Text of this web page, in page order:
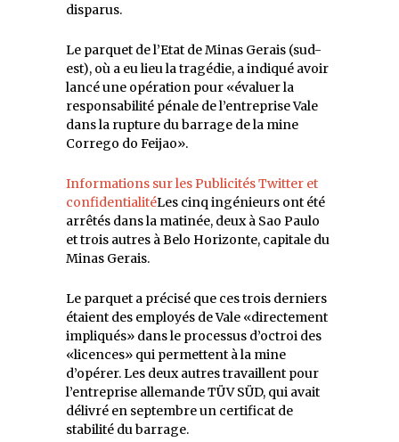
disparus.
Le parquet de l’Etat de Minas Gerais (sud-
est), où a eu lieu la tragédie, a indiqué avoir
lancé une opération pour «évaluer la
responsabilité pénale de l’entreprise Vale
dans la rupture du barrage de la mine
Corrego do Feijao».
Informations sur les Publicités Twitter et
confidentialitéLes cinq ingénieurs ont été
arrêtés dans la matinée, deux à Sao Paulo
et trois autres à Belo Horizonte, capitale du
Minas Gerais.
Le parquet a précisé que ces trois derniers
étaient des employés de Vale «directement
impliqués» dans le processus d’octroi des
«licences» qui permettent à la mine
d’opérer. Les deux autres travaillent pour
l’entreprise allemande TÜV SÜD, qui avait
délivré en septembre un certificat de
stabilité du barrage.